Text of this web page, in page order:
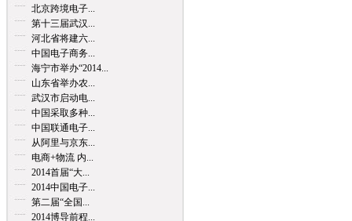
北京跨境电子...
第十三届武汉...
河北省将建六...
中国电子商务...
海宁市举办“2014...
山东省举办农...
武汉市启动电...
中国采取多种...
中国联通电子...
从阿里与京东...
电商+物流 内...
2014首届“大...
2014中国电子...
第二届“全国...
2014博导前程...